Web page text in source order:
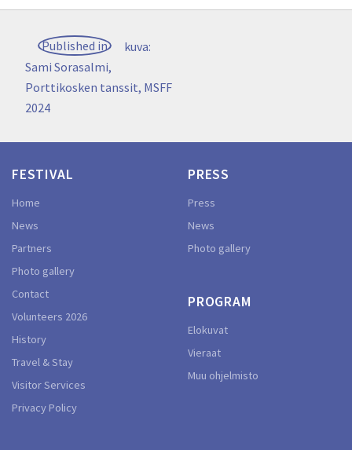
Post
navigation
Published in
kuva:
Sami Sorasalmi,
Porttikosken tanssit, MSFF
2024
FESTIVAL
Home
News
Partners
Photo gallery
Contact
Volunteers 2026
History
Travel & Stay
Visitor Services
Privacy Policy
PRESS
Press
News
Photo gallery
PROGRAM
Elokuvat
Vieraat
Muu ohjelmisto